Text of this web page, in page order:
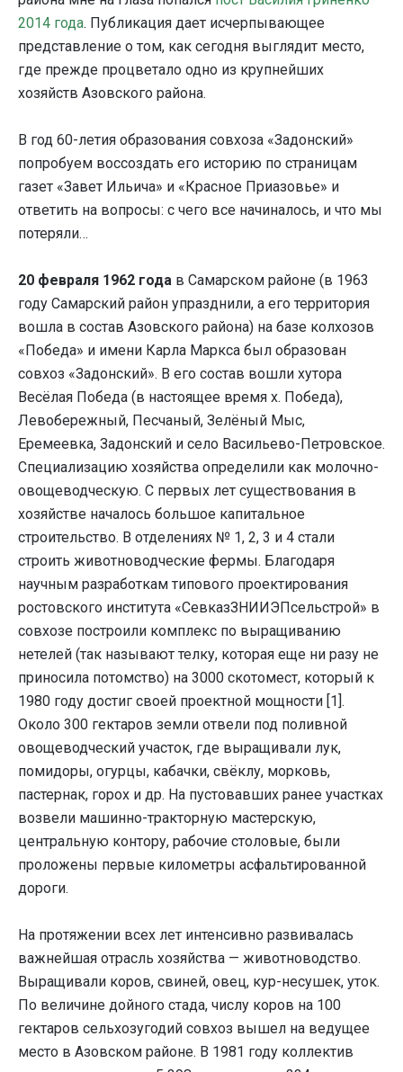
2014 года. Публикация дает исчерпывающее
представление о том, как сегодня выглядит место,
где прежде процветало одно из крупнейших
хозяйств Азовского района.
В год 60-летия образования совхоза «Задонский»
попробуем воссоздать его историю по страницам
газет «Завет Ильича» и «Красное Приазовье» и
ответить на вопросы: с чего все начиналось, и что мы
потеряли…
20 февраля 1962 года в Самарском районе (в 1963
году Самарский район упразднили, а его территория
вошла в состав Азовского района) на базе колхозов
«Победа» и имени Карла Маркса был образован
совхоз «Задонский». В его состав вошли хутора
Весёлая Победа (в настоящее время х. Победа),
Левобережный, Песчаный, Зелёный Мыс,
Еремеевка, Задонский и село Васильево-Петровское.
Специализацию хозяйства определили как молочно-
овощеводческую. С первых лет существования в
хозяйстве началось большое капитальное
строительство. В отделениях № 1, 2, 3 и 4 стали
строить животноводческие фермы. Благодаря
научным разработкам типового проектирования
ростовского института «СевказЗНИИЭПсельстрой» в
совхозе построили комплекс по выращиванию
нетелей (так называют телку, которая еще ни разу не
приносила потомство) на 3000 скотомест, который к
1980 году достиг своей проектной мощности [1].
Около 300 гектаров земли отвели под поливной
овощеводческий участок, где выращивали лук,
помидоры, огурцы, кабачки, свёклу, морковь,
пастернак, горох и др. На пустовавших ранее участках
возвели машинно-тракторную мастерскую,
центральную контору, рабочие столовые, были
проложены первые километры асфальтированной
дороги.
На протяжении всех лет интенсивно развивалась
важнейшая отрасль хозяйства — животноводство.
Выращивали коров, свиней, овец, кур-несушек, уток.
По величине дойного стада, числу коров на 100
гектаров сельхозугодий совхоз вышел на ведущее
место в Азовском районе. В 1981 году коллектив